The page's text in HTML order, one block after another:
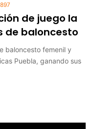
897
de juego la
de baloncesto
baloncesto femenil y
Puebla, ganando sus